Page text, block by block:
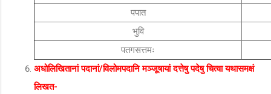
पपात
भुवि
पतगसत्तमः
अधोलिखितानां पदानां/विलोमपदानि मञ्जूषायां दत्तेषु पदेषु चित्वा यथासमक्षं
लिखत-